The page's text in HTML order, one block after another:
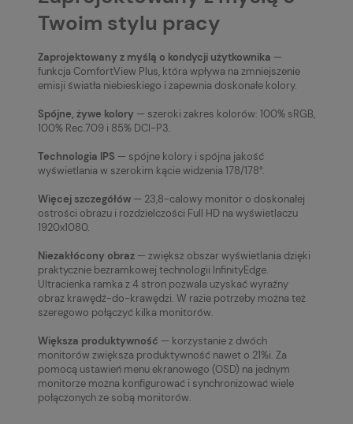
Twoim stylu pracy
Zaprojektowany z myślą o kondycji użytkownika —
funkcja ComfortView Plus, która wpływa na zmniejszenie
emisji światła niebieskiego i zapewnia doskonałe kolory.
Spójne, żywe kolory — szeroki zakres kolorów: 100% sRGB,
100% Rec.709 i 85% DCI-P3.
Technologia IPS — spójne kolory i spójna jakość
wyświetlania w szerokim kącie widzenia 178/178°.
Więcej szczegółów — 23,8-calowy monitor o doskonałej
ostrości obrazu i rozdzielczości Full HD na wyświetlaczu
1920x1080.
Niezakłócony obraz — zwiększ obszar wyświetlania dzięki
praktycznie bezramkowej technologii InfinityEdge.
Ultracienka ramka z 4 stron pozwala uzyskać wyraźny
obraz krawędź-do-krawędzi. W razie potrzeby można też
szeregowo połączyć kilka monitorów.
Większa produktywność — korzystanie z dwóch
monitorów zwiększa produktywność nawet o 21%i. Za
pomocą ustawień menu ekranowego (OSD) na jednym
monitorze można konfigurować i synchronizować wiele
połączonych ze sobą monitorów.